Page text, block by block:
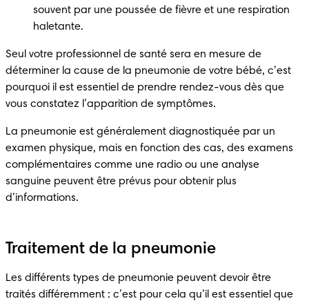
souvent par une poussée de fièvre et une respiration
haletante.
Seul votre professionnel de santé sera en mesure de
déterminer la cause de la pneumonie de votre bébé, c’est
pourquoi il est essentiel de prendre rendez-vous dès que
vous constatez l’apparition de symptômes.
La pneumonie est généralement diagnostiquée par un
examen physique, mais en fonction des cas, des examens
complémentaires comme une radio ou une analyse
sanguine peuvent être prévus pour obtenir plus
d’informations.
Traitement de la pneumonie
Les différents types de pneumonie peuvent devoir être
traités différemment : c’est pour cela qu’il est essentiel que